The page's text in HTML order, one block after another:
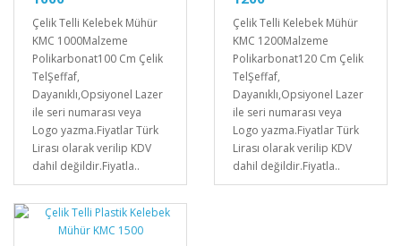
Çelik Telli Kelebek Mühür
KMC 1000Malzeme
Polikarbonat100 Cm Çelik
TelŞeffaf,
Dayanıklı,Opsiyonel Lazer
ile seri numarası veya
Logo yazma.Fiyatlar Türk
Lirası olarak verilip KDV
dahil değildir.Fiyatla..
Çelik Telli Kelebek Mühür
KMC 1200Malzeme
Polikarbonat120 Cm Çelik
TelŞeffaf,
Dayanıklı,Opsiyonel Lazer
ile seri numarası veya
Logo yazma.Fiyatlar Türk
Lirası olarak verilip KDV
dahil değildir.Fiyatla..